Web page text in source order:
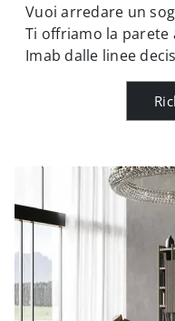
Vuoi arredare un
Ti offriamo la parete
Imab dalle linee